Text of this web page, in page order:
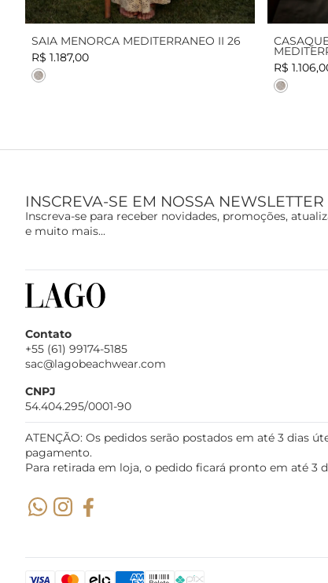
SAIA MENORCA MEDITERRANEO II 26
R$ 1.187,00
Cor
R$
Cor
INSCREVA-SE EM NOSSA NEWSLETTER
Inscreva-se para receber novidades, promoções,
e muito mais...
Contato
+55 (61) 99174-5185
sac@lagobeachwear.com
CNPJ
54.404.295/0001-90
ATENÇÃO: Os pedidos serão postados em até 3 dias
pagamento.
Para retirada em loja, o pedido ficará pronto em até 3